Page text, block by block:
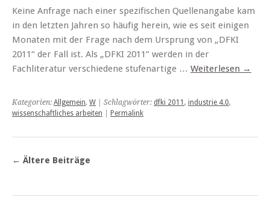
Keine Anfrage nach einer spezifischen Quellenangabe kam
in den letzten Jahren so häufig herein, wie es seit einigen
Monaten mit der Frage nach dem Ursprung von „DFKI
2011“ der Fall ist. Als „DFKI 2011“ werden in der
Fachliteratur verschiedene stufenartige … Weiterlesen →
Kategorien: Allgemein, W | Schlagwörter: dfki 2011 , industrie 4.0,
wissenschaftliches arbeiten
Permalink
← Ältere Beiträge